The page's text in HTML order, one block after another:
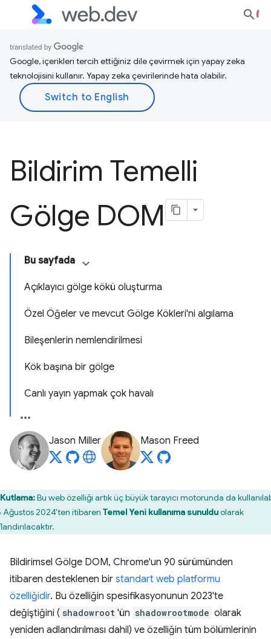
Google, içerikleri tercih ettiğiniz dile çevirmek için yapay zeka
teknolojisini kullanır. Yapay zeka çevirilerinde hata olabilir.
Bildirim Temelli
Gölge DOM
Bu sayfada
Açıklayıcı gölge kökü oluşturma
Özel Öğeler ve mevcut Gölge Kökleri'ni algılama
Bileşenlerin nemlendirilmesi
Kök başına bir gölge
Canlı yayın yapmak çok havalı
Jason Miller Mason Freed
Kutlama:Bu web özelliği artık üç büyük tarayıcı motorunda da
Ağustos 2024'ten itibaren Temel Yeni kullanıma sunulduolarak
Bildirimsel Gölge DOM, Chrome'un 90 sürümünden
itibaren desteklenen bir standart web platformu
özelliğidir. Bu özelliğin spesifikasyonunun 2023'te
değiştiğini ( shadowroot 'ün shadowrootmode olarak
yeniden adlandırılması dahil) ve özelliğin tüm bölümlerinin